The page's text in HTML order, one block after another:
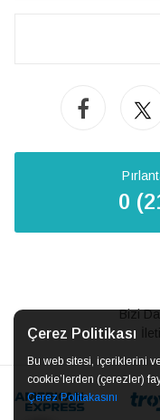
Çerez Politikası
Bu web sitesi, içeriklerini
cookie’lerden (çerezler)
Çerez Politakasını
0
Bizi